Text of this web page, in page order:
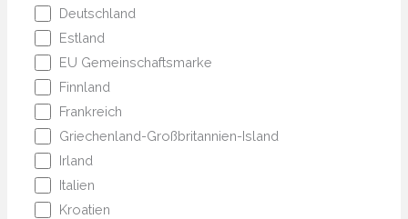
Deutschland
Estland
EU Gemeinschaftsmarke
Finnland
Frankreich
Griechenland-Großbritannien-Island
Irland
Italien
Kroatien